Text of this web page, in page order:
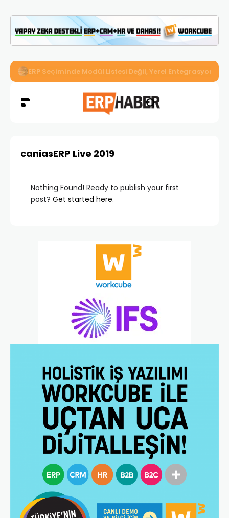
İkizler Aydınlatma, Workcube ERP ile Üretim, Satış ve
caniasERP Live 2019
Nothing Found! Ready to publish your first
post? Get started here.